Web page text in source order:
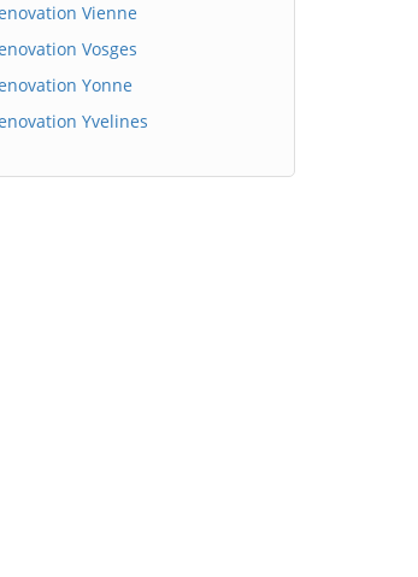
Vienne
Vosges
Yonne
Yvelines